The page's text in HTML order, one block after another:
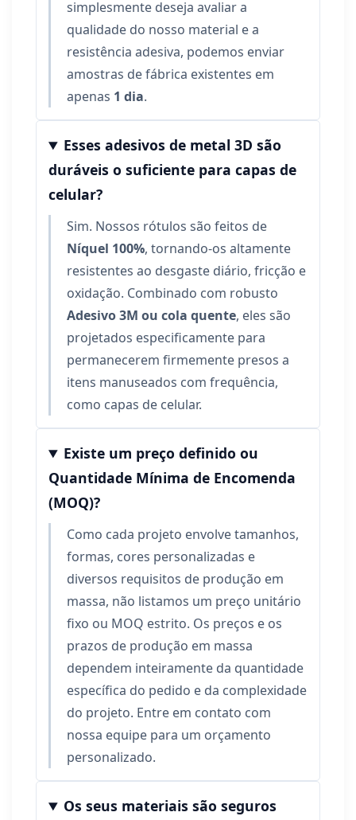
simplesmente deseja avaliar a
qualidade do nosso material e a
resistência adesiva, podemos enviar
amostras de fábrica existentes em
apenas 1 dia.
Esses adesivos de metal 3D são
duráveis ​​o suficiente para capas de
celular?
Sim. Nossos rótulos são feitos de
Níquel 100%, tornando-os altamente
resistentes ao desgaste diário, fricção e
oxidação. Combinado com robusto
Adesivo 3M ou cola quente, eles são
projetados especificamente para
permanecerem firmemente presos a
itens manuseados com frequência,
como capas de celular.
Existe um preço definido ou
Quantidade Mínima de Encomenda
(MOQ)?
Como cada projeto envolve tamanhos,
formas, cores personalizadas e
diversos requisitos de produção em
massa, não listamos um preço unitário
fixo ou MOQ estrito. Os preços e os
prazos de produção em massa
dependem inteiramente da quantidade
específica do pedido e da complexidade
do projeto. Entre em contato com
nossa equipe para um orçamento
personalizado.
Os seus materiais são seguros